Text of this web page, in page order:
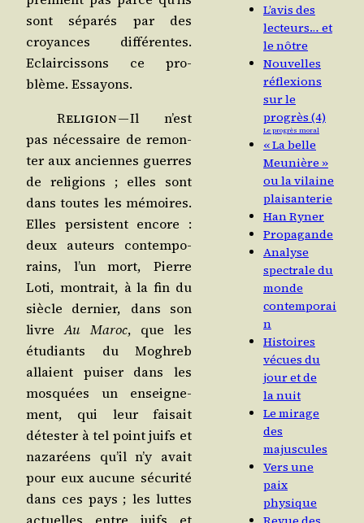
sont sépa­rés par des
croyances dif­fé­rentes.
Eclair­cis­sons ce pro­
blème. Essayons.
Reli­gion— Il n’est
pas néces­saire de remon­
ter aux anciennes guerres
de reli­gions ; elles sont
dans toutes les mémoires.
Elles per­sistent encore :
deux auteurs contem­po­
rains, l’un mort, Pierre
Loti, mon­trait, à la fin du
siècle der­nier, dans son
livreAu Maroc, que les
étu­diants du Mogh­reb
allaient pui­ser dans les
mos­quées un ensei­gne­
ment, qui leur fai­sait
détes­ter à tel point juifs et
naza­réens qu’il n’y avait
pour eux aucune sécu­ri­té
dans ces pays ; les luttes
L’avis des
lecteurs… et
le nôtre
Nouvelles
réflexions
sur le
progrès (4)
Le progrès moral
« La belle
Meunière »
ou la vilaine
plaisanterie
Han Ryner
Propagande
Analyse
spectrale du
monde
contemporai
n
Histoires
vécues du
jour et de
la nuit
Le mirage
des
majuscules
Vers une
paix
physique